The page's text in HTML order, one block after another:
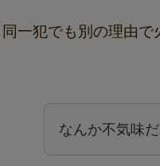
一犯でも別の理由で
なんか不気味